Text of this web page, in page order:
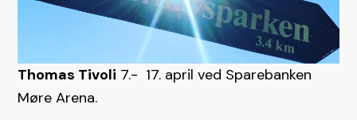
Thomas Tivoli 7.- 17. april ved Sparebanken
Møre Arena.